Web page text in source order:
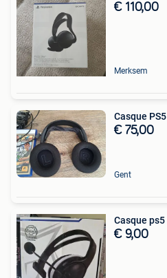
€ 110,00
Merksem
Casque PS5
€ 75,00
Gent
Casque ps5
€ 9,00